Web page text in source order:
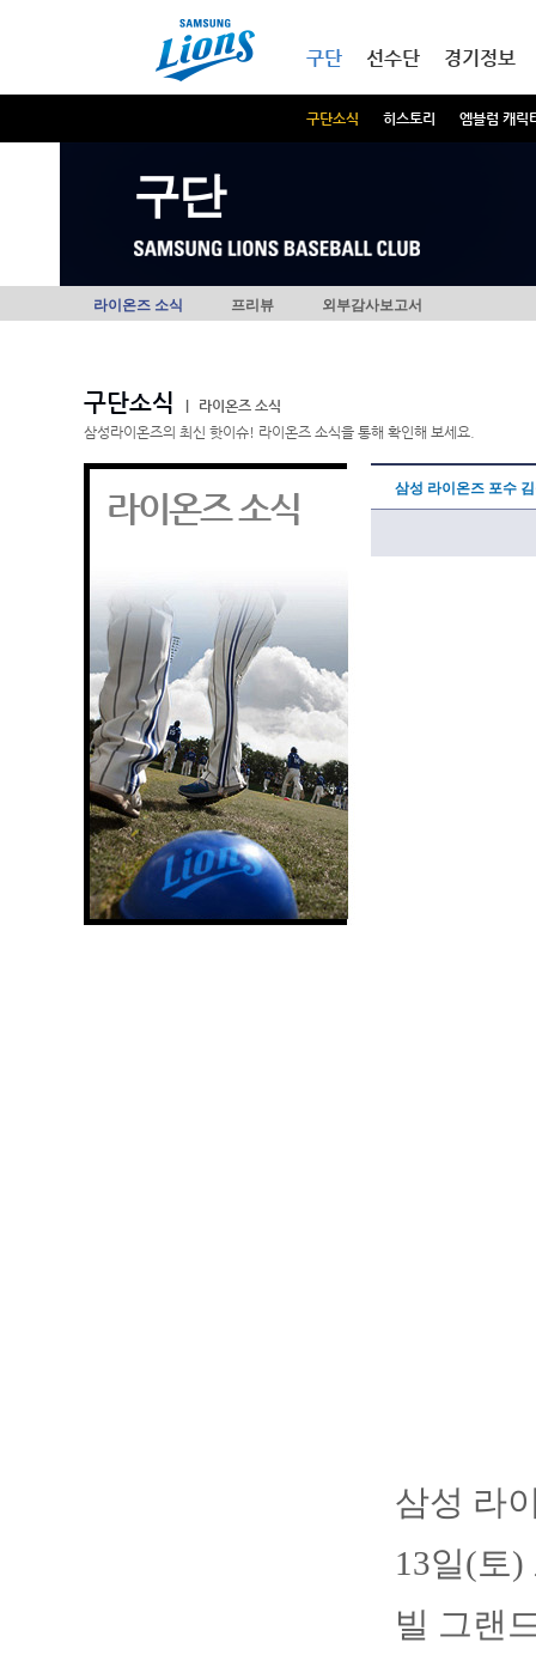
구단
구단소식 히스토리 엠블럼 캐릭
선수단 경기정보
구단
라이온즈 소식 프리뷰 외부감사보고서
구단소식
라이온즈 소식
삼성라이온즈의 최신 핫이슈! 라이온즈 소식을 통해 확인해 보세요.
라이온즈 소식 삼성 라이온즈 포수
삼성 라
13일(토)
빌 그랜